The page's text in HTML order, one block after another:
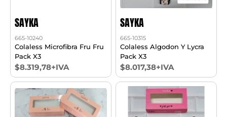
SAYKA
665-10240
Colaless Microfibra Fru Fru
Pack X3
$8.319,78+IVA
SAYKA
665-10315
Colaless Algodon Y Lycra
Pack X3
$8.017,38+IVA